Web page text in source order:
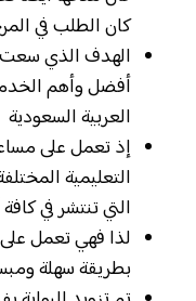
كان الطلب في
الهدف الذي سعت
أفضل وأهم
العربية السعودية
إذ تعمل على
التعليمية
التي تنتشر في
لذا فهي تعمل
بطريقة سهلة